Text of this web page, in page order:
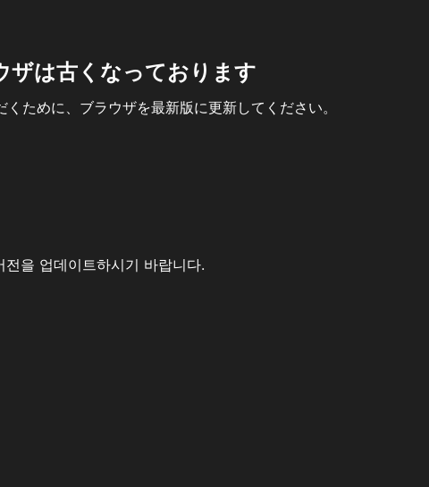
ザは古くなっております
ために、ブラウザを最新版に更新してください。
을 업데이트하시기 바랍니다.